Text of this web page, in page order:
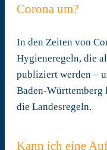
Corona um?
In den Zeiten von
Hygieneregeln, die
publiziert werden –
Baden-Württemberg
die Landesregeln.
Kann ich eine